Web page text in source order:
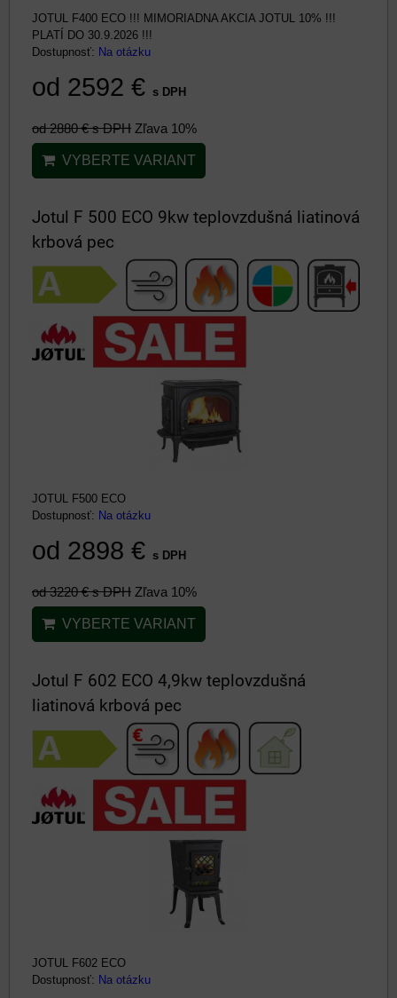
JOTUL F400 ECO !!! MIMORIADNA AKCIA JOTUL 10% !!!
PLATÍ DO 30.9.2026 !!!
Dostupnosť: Na otázku
od 2592 € s DPH
od 2880 €s DPH Zľava 10%
VYBERTE VARIANT
Jotul F 500 ECO 9kw teplovzdušná liatinová
krbová pec
JOTUL F500 ECO
Dostupnosť: Na otázku
od 2898 € s DPH
od 3220 €s DPH Zľava 10%
VYBERTE VARIANT
Jotul F 602 ECO 4,9kw teplovzdušná
liatinová krbová pec
JOTUL F602 ECO
Dostupnosť: Na otázku